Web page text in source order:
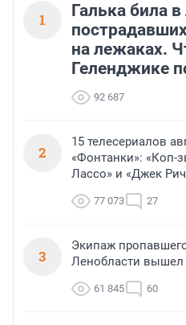
1
Галька била
на лежаках.
Геленджике
92 687
2
15 телесериалов
«Фонтанки»: «Коп-
Лассо» и «Джек
77 073 27
3
Экипаж
Ленобласти вышел
61 845 60